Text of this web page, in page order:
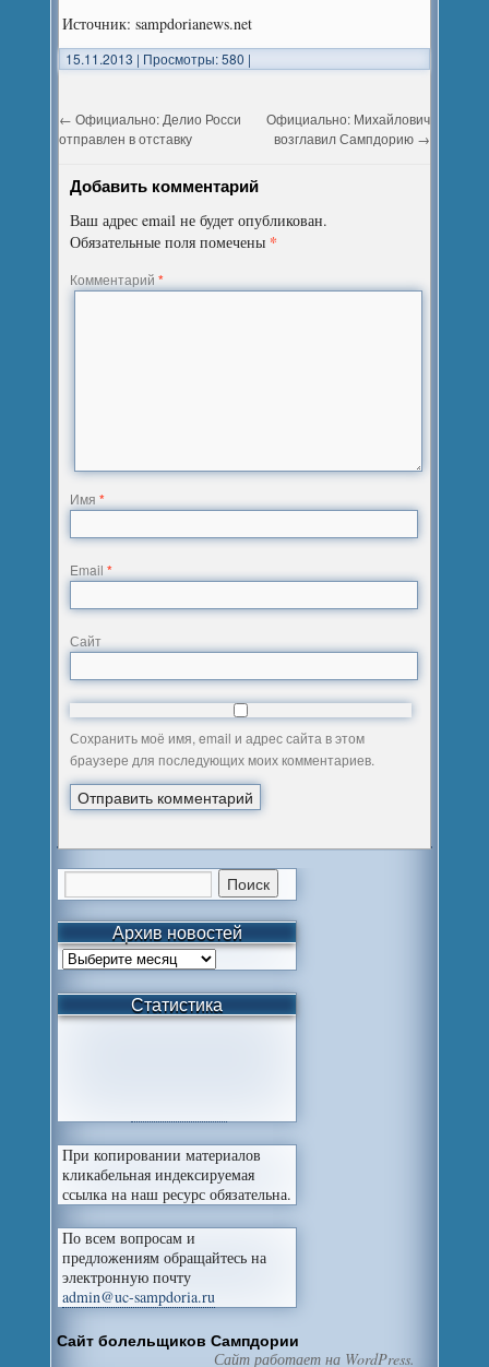
Источник: sampdorianews.net
15.11.2013 | Просмотры: 580 |
← Официально: Делио Росси
отправлен в отставку
Официально: Михайлович
возглавил Сампдорию →
Добавить комментарий
Ваш адрес email не будет опубликован.
Обязательные поля помечены *
Комментарий*
Имя*
Email*
Сайт
Сохранить моё имя, email и адрес сайта в этом
браузере для последующих моих комментариев.
Архив новостей
Статистика
При копировании материалов
кликабельная индексируемая
ссылка на наш ресурс обязательна.
По всем вопросам и
предложениям обращайтесь на
электронную почту
admin@uc-sampdoria.ru
Сайт болельщиков Сампдории
Сайт работает на WordPress.